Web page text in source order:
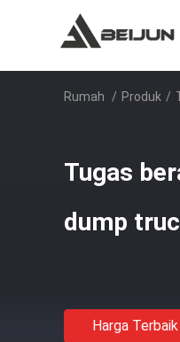
Rumah / Produk /
Tugas
dump
Harga Terbaik